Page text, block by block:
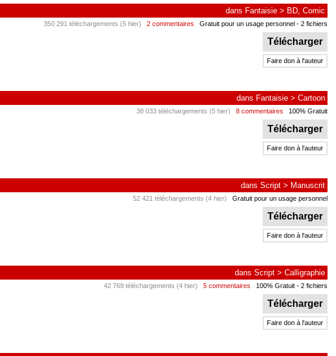
dans Fantaisie > BD, Comic
350 291 téléchargements (5 hier) 2 commentaires Gratuit pour un usage personnel - 2 fichiers
Télécharger
Faire don à l'auteur
dans Fantaisie > Cartoon
38 033 téléchargements (5 hier) 8 commentaires 100% Gratuit
Télécharger
Faire don à l'auteur
dans Script > Manuscrit
52 421 téléchargements (4 hier) Gratuit pour un usage personnel
Télécharger
Faire don à l'auteur
dans Script > Calligraphie
42 769 téléchargements (4 hier) 5 commentaires 100% Gratuit - 2 fichiers
Télécharger
Faire don à l'auteur